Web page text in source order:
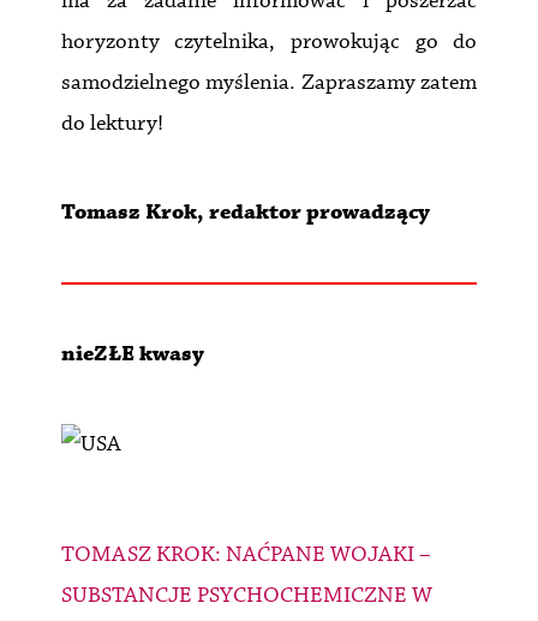
horyzonty czytelnika, prowokując go do
samodzielnego myślenia. Zapraszamy zatem
do lektury!
Tomasz Krok, redaktor prowadzący
nieZŁE kwasy
TOMASZ KROK: NAĆPANE WOJAKI –
SUBSTANCJE PSYCHOCHEMICZNE W